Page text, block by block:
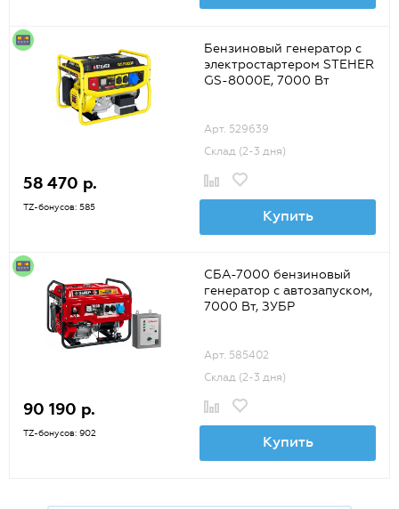
Бензиновый генератор с
электростартером STEHER
GS-8000Е, 7000 Вт
Арт. 529639
Склад (2-3 дня)
58 470 р.
TZ-бонусов: 585 Купить
СБА-7000 бензиновый
генератор с автозапуском,
7000 Вт, ЗУБР
Арт. 585402
Склад (2-3 дня)
90 190 р.
TZ-бонусов: 902 Купить